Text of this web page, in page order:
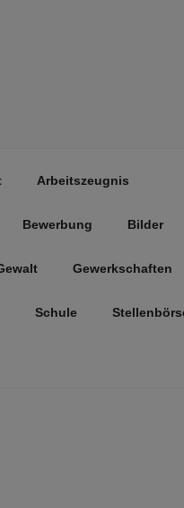
Arbeitszeugnis
Bewerbung Bilder
Gewerkschaften
Schule